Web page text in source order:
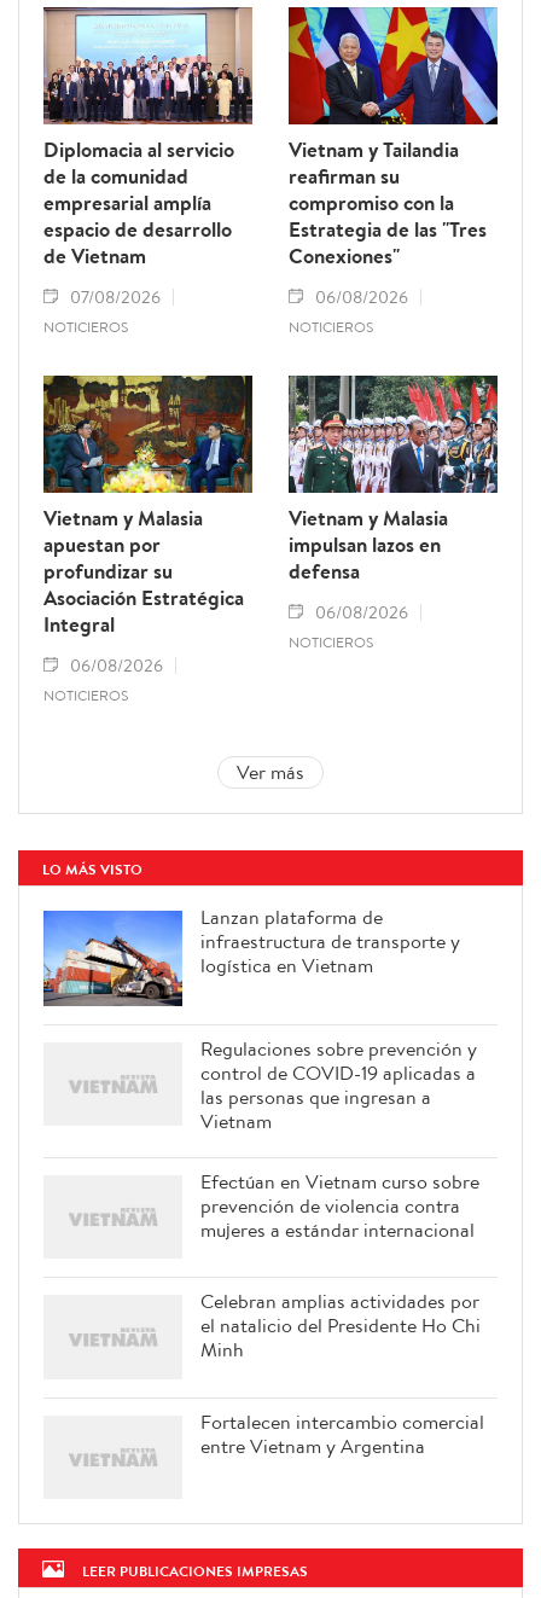
Diplomacia al servicio
de la comunidad
empresarial amplía
espacio de desarrollo
de Vietnam
07/08/2026
NOTICIEROS
Vietnam y Tailandia
reafirman su
compromiso con la
Estrategia de las "Tres
Conexiones"
06/08/2026
NOTICIEROS
Vietnam y Malasia
apuestan por
profundizar su
Asociación Estratégica
Integral
06/08/2026
NOTICIEROS
Vietnam y Malasia
impulsan lazos en
defensa
06/08/2026
NOTICIEROS
Ver más
LO MÁS VISTO
Lanzan plataforma de
infraestructura de transporte y
logística en Vietnam
Regulaciones sobre prevención y
control de COVID-19 aplicadas a
las personas que ingresan a
Vietnam
Efectúan en Vietnam curso sobre
prevención de violencia contra
mujeres a estándar internacional
Celebran amplias actividades por
el natalicio del Presidente Ho Chi
Minh
Fortalecen intercambio comercial
entre Vietnam y Argentina
LEER PUBLICACIONES IMPRESAS